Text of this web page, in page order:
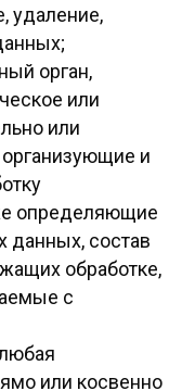
удаление,
орган,
или
или
и
определяющие
данных, состав
обработке,
с
или косвенно